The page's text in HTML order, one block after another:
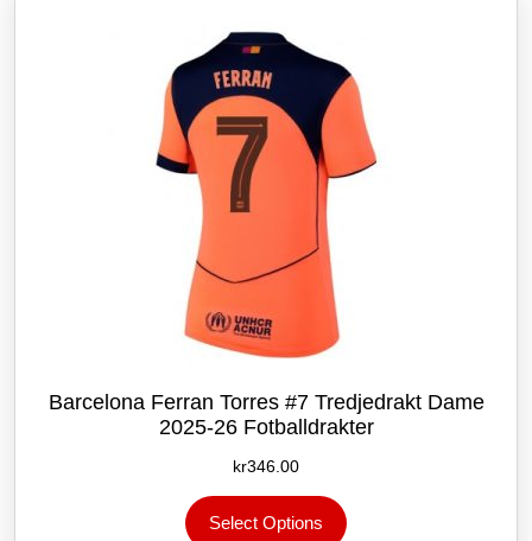
produktsiden
Barcelona Ferran Torres #7 Tredjedrakt Dame
2025-26 Fotballdrakter
kr346.00
Select Options
produktet